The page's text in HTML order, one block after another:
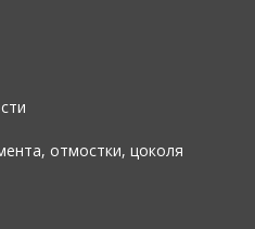
отмостки, цоколя